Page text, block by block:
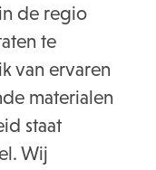
de regio
te
van ervaren
materialen
staat
Wij